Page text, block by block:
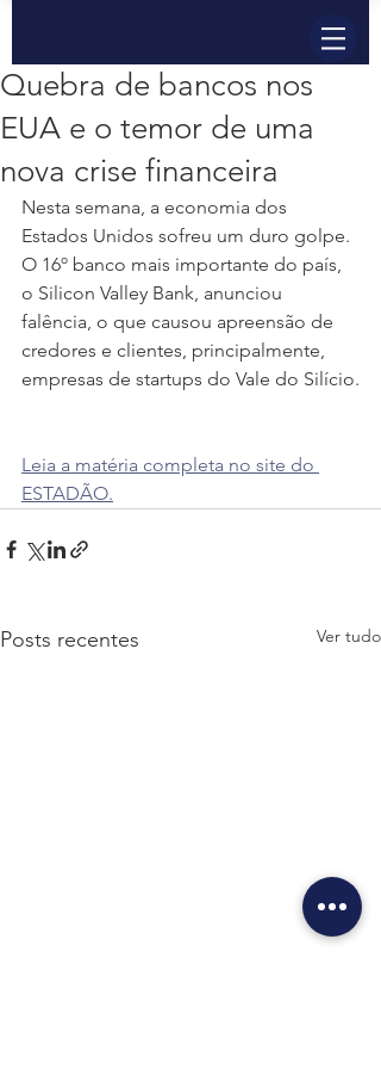
Quebra de bancos nos
EUA e o temor de uma
nova crise financeira
Nesta semana, a economia dos
Estados Unidos sofreu um duro golpe.
O 16º banco mais importante do país,
o Silicon Valley Bank, anunciou
falência, o que causou apreensão de
credores e clientes, principalmente,
empresas de startups do Vale do Silício.
Leia a matéria completa no site do
ESTADÃO.
Posts recentes Ver tudo